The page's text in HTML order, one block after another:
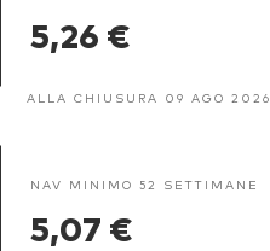
5,26 €
ALLA CHIUSURA 09 AGO 2026
NAV MINIMO 52 SETTIMANE
5,07 €